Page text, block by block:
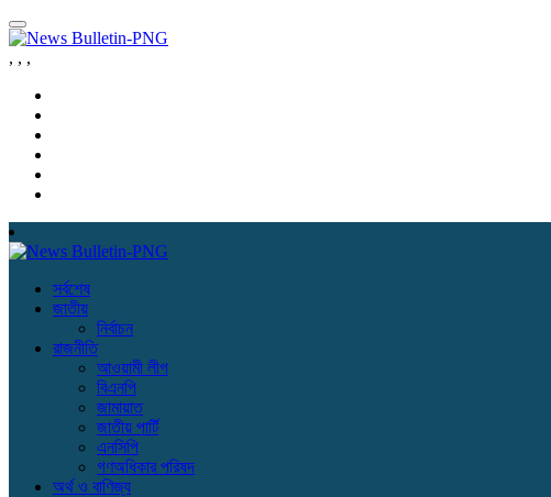
, , ,
সর্বশেষ
জাতীয়
নির্বাচন
রাজনীতি
আওয়ামী লীগ
বিএনপি
জামায়াত
জাতীয় পার্টি
এনসিপি
গণঅধিকার পরিষদ
অর্থ ও বাণিজ্য